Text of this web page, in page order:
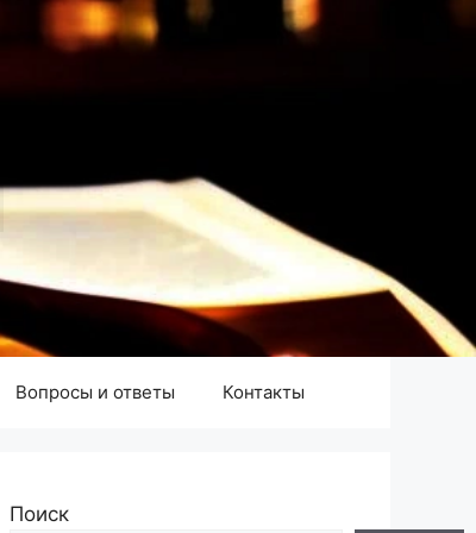
Вопросы и ответы Контакты
Поиск